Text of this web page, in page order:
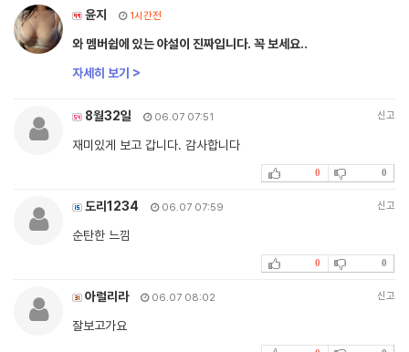
윤지 1시간전
와 멤버쉽에 있는 야설이 진짜입니다. 꼭 보세요..
자세히 보기 >
8월32일 06.07 07:51 신고
재미있게 보고 갑니다. 감사합니다
0 0
도리1234 06.07 07:59 신고
순탄한 느낌
0 0
아럴리라 06.07 08:02 신고
잘보고가요